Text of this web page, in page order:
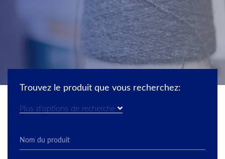
Trouvez le produit que vous recherchez:
Plus d'options de recherche